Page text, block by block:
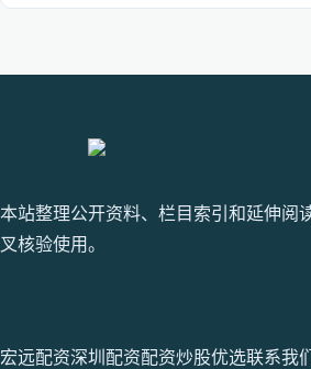
本站整理公开资料、栏目索引和延伸阅
叉核验使用。
宏远配资深圳配资配资炒股优选联系我们